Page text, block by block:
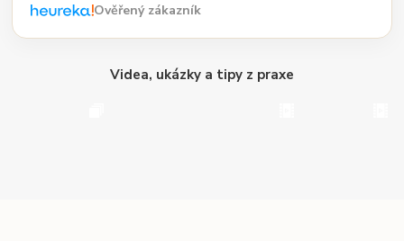
Ověřený zákazník
Videa, ukázky a tipy z praxe